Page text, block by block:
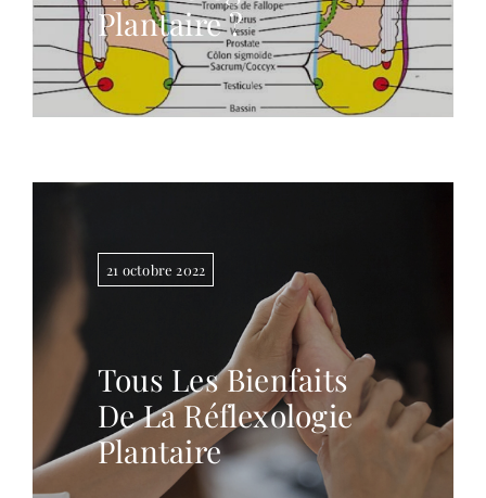
Plantaire ?
21 octobre 2022
Tous Les Bienfaits
De La Réflexologie
Plantaire